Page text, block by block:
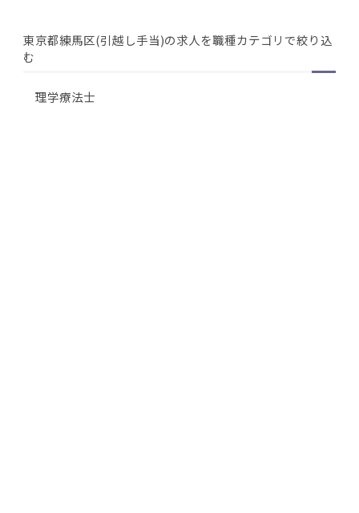
東京都練馬区(引越し手当)の求人を職種カテゴリで絞り込
む
理学療法士